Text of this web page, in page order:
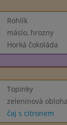
Rohlík
máslo, hrozny
Horká čokoláda
Topinky
zeleninová
čaj s citronem